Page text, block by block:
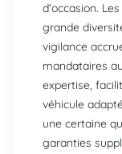
d'occasion.
grande
vigilance
mandataires
expertise,
véhicule
une certaine
garanties